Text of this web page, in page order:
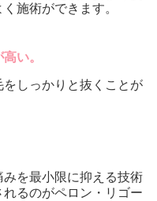
施術ができます。
い。
しっかりと抜くことが
を最小限に抑える技術
るのがペロン・リゴー